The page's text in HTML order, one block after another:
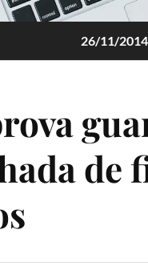
26/11/2014
de